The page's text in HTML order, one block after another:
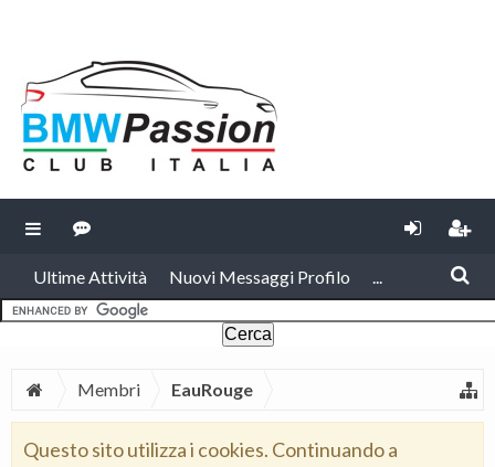
Ultime Attività Nuovi Messaggi Profilo ...
Membri EauRouge
Questo sito utilizza i cookies. Continuando a